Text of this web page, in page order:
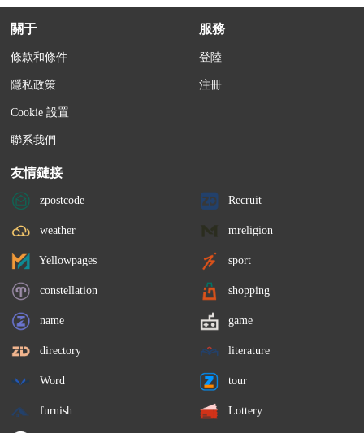
關于
條款和條件
隱私政策
Cookie 設置
聯系我們
服務
登陸
注冊
友情鏈接
zpostcode Recruit
weather mreligion
Yellowpages sport
constellation shopping
name game
directory literature
Word tour
furnish Lottery